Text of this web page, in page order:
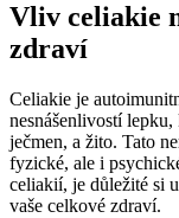
Vliv celiakie
zdraví
Celiakie je
nesnášenlivostí
ječmen, a žito. Tato
fyzické, ale i
celiakií, je důležité si
vaše celkové zdraví.